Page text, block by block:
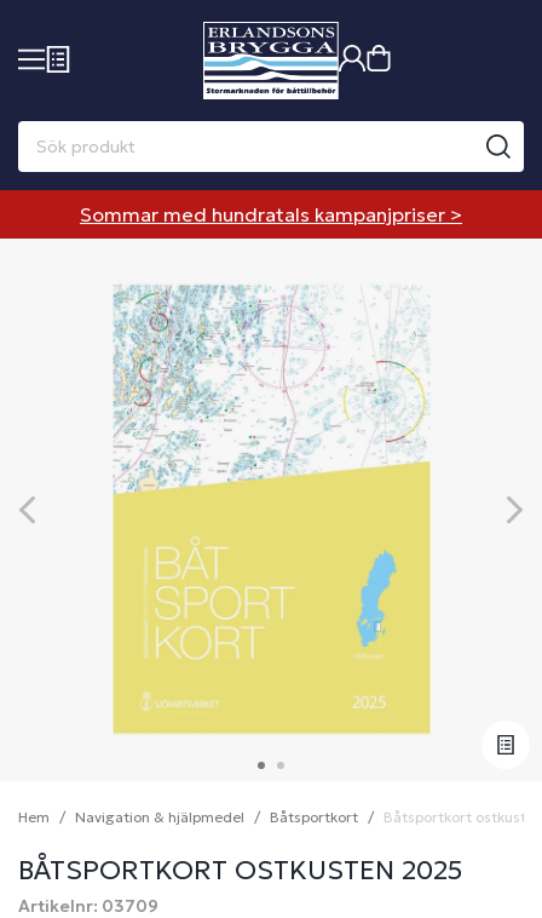
Sommar med hundratals kampanjpriser >
Hem Navigation & hjälpmedel Båtsportkort Båtsportkort
BÅTSPORTKORT OSTKUSTEN 2025
Artikelnr: 03709